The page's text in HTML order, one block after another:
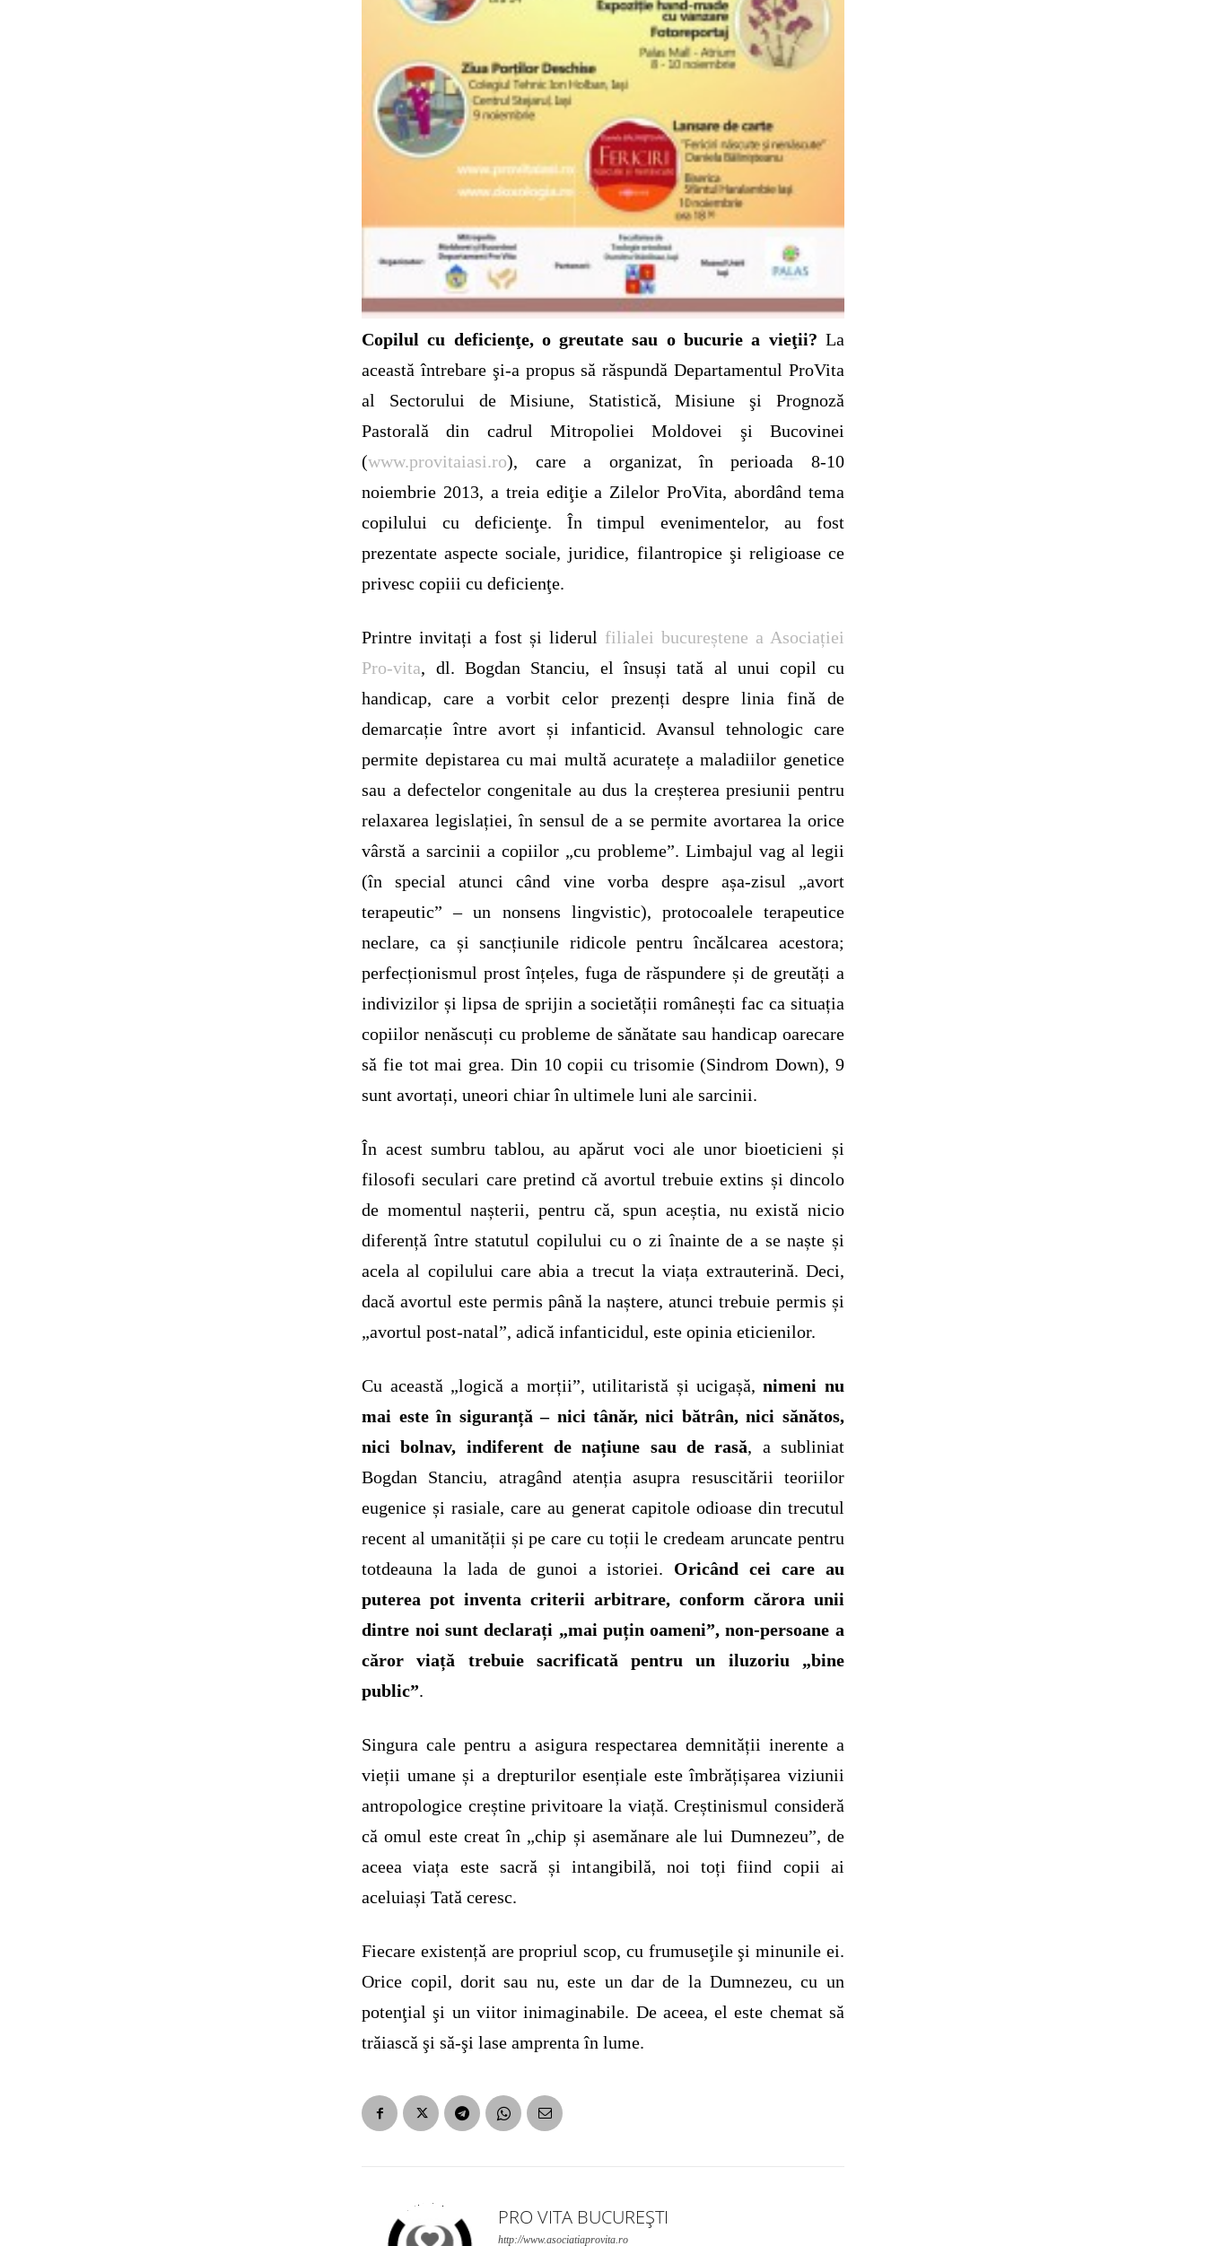
Copilul cu deficienţe, o greutate sau o bucurie a vieţii? La
această întrebare şi-a propus să răspundă Departamentul ProVita
al Sectorului de Misiune, Statistică, Misiune şi Prognoză
Pastorală din cadrul Mitropoliei Moldovei şi Bucovinei
(www.provitaiasi.ro), care a organizat, în perioada 8-10
noiembrie 2013, a treia ediţie a Zilelor ProVita, abordând tema
copilului cu deficienţe. În timpul evenimentelor, au fost
prezentate aspecte sociale, juridice, filantropice şi religioase ce
privesc copiii cu deficienţe.
Printre invitați a fost și liderul filialei bucureștene a Asociației
Pro-vita, dl. Bogdan Stanciu, el însuși tată al unui copil cu
handicap, care a vorbit celor prezenți despre linia fină de
demarcație între avort și infanticid. Avansul tehnologic care
permite depistarea cu mai multă acuratețe a maladiilor genetice
sau a defectelor congenitale au dus la creșterea presiunii pentru
relaxarea legislației, în sensul de a se permite avortarea la orice
vârstă a sarcinii a copiilor „cu probleme”. Limbajul vag al legii
(în special atunci când vine vorba despre așa-zisul „avort
terapeutic” – un nonsens lingvistic), protocoalele terapeutice
neclare, ca și sancțiunile ridicole pentru încălcarea acestora;
perfecționismul prost înțeles, fuga de răspundere și de greutăți a
indivizilor și lipsa de sprijin a societății românești fac ca situația
copiilor nenăscuți cu probleme de sănătate sau handicap oarecare
să fie tot mai grea. Din 10 copii cu trisomie (Sindrom Down), 9
sunt avortați, uneori chiar în ultimele luni ale sarcinii.
În acest sumbru tablou, au apărut voci ale unor bioeticieni și
filosofi seculari care pretind că avortul trebuie extins și dincolo
de momentul nașterii, pentru că, spun aceștia, nu există nicio
diferență între statutul copilului cu o zi înainte de a se naște și
acela al copilului care abia a trecut la viața extrauterină. Deci,
dacă avortul este permis până la naștere, atunci trebuie permis și
„avortul post-natal”, adică infanticidul, este opinia eticienilor.
Cu această „logică a morții”, utilitaristă și ucigașă,nimeni nu
mai este în siguranță – nici tânăr, nici bătrân, nici sănătos,
nici bolnav, indiferent de națiune sau de rasă, a subliniat
Bogdan Stanciu, atragând atenția asupra resuscitării teoriilor
eugenice și rasiale, care au generat capitole odioase din trecutul
recent al umanității și pe care cu toții le credeam aruncate pentru
totdeauna la lada de gunoi a istoriei. Oricând cei care au
puterea pot inventa criterii arbitrare, conform cărora unii
dintre noi sunt declarați „mai puțin oameni”, non-persoane a
căror viață trebuie sacrificată pentru un iluzoriu „bine
public”.
Singura cale pentru a asigura respectarea demnității inerente a
vieții umane și a drepturilor esențiale este îmbrățișarea viziunii
antropologice creștine privitoare la viață. Creștinismul consideră
că omul este creat în „chip și asemănare ale lui Dumnezeu”, de
aceea viața este sacră și intangibilă, noi toți fiind copii ai
aceluiași Tată ceresc.
Fiecare existență are propriul scop, cu frumuseţile şi minunile ei.
Orice copil, dorit sau nu, este un dar de la Dumnezeu, cu un
potenţial şi un viitor inimaginabile. De aceea, el este chemat să
trăiască şi să-şi lase amprenta în lume.
PRO VITA BUCUREȘTI
http://www.asociatiaprovita.ro